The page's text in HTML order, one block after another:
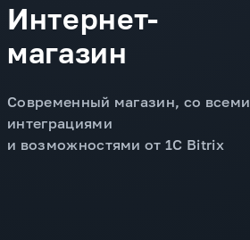
Интернет-
магазин
Современный магазин, со всеми
интеграциями
и возможностями от 1C Bitrix